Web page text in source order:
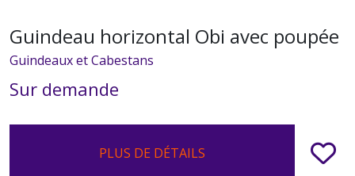
Guindeau horizontal Obi avec poupée
Guindeaux et Cabestans
Sur demande
PLUS DE DÉTAILS